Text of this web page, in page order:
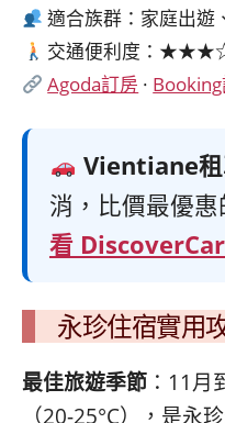
適合族群：家庭出遊
交通便利度：
Agoda訂房 ·
Vientiane租
消，比價最優惠
看
永珍住宿實用
最佳旅遊季節 ：11月
（20-25°C），是永